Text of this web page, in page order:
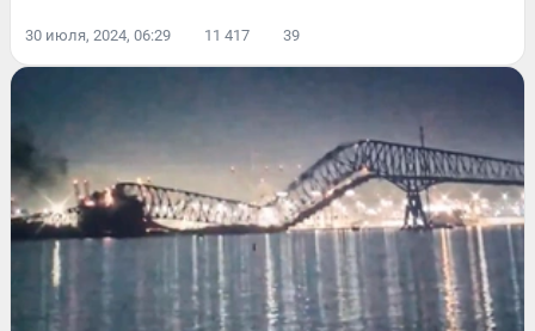
30 июля, 2024, 06:29 11 417 39